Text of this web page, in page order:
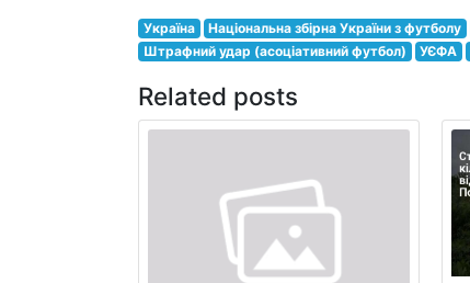
Україна Національна збірна України з футболу
Штрафний удар (асоціативний футбол)
УЄФА
Related posts